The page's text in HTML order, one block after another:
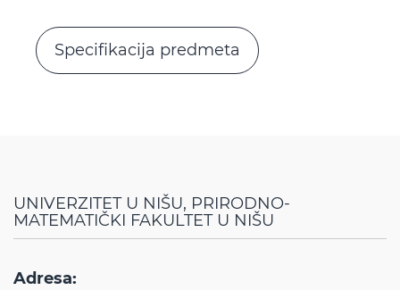
Specifikacija predmeta
UNIVERZITET U NIŠU, PRIRODNO-
MATEMATIČKI FAKULTET U NIŠU
Adresa: